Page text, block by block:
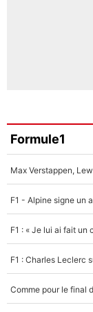
Formule1